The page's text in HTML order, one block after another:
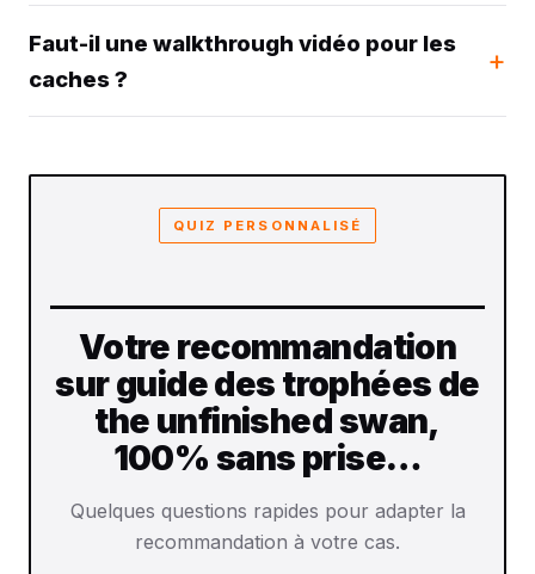
Faut-il une walkthrough vidéo pour les
caches ?
QUIZ PERSONNALISÉ
Votre recommandation
sur guide des trophées de
the unfinished swan,
100% sans prise…
Quelques questions rapides pour adapter la
recommandation à votre cas.